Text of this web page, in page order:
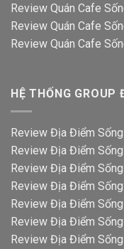
Review Quán Cafe
Review Quán Cafe
Review Quán Cafe
HỆ THỐNG
Review Địa Điểm Sống
Review Địa Điểm Sống
Review Địa Điểm
Review Địa Điểm Sống
Review Địa Điểm
Review Địa Điểm
Review Địa Điểm